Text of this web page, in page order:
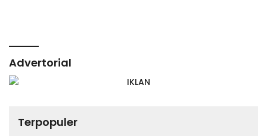
Advertorial
Terpopuler